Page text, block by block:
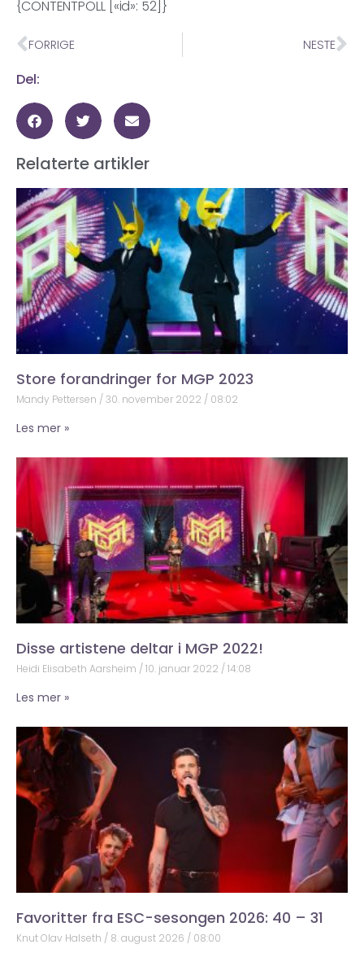
{CONTENTPOLL [«id»: 52]}
FORRIGE NESTE
Del:
Relaterte artikler
Store forandringer for MGP 2023
Mandy Pettersen 30. november 2022 08:02
Les mer »
Disse artistene deltar i MGP 2022!
Heidi Elisabeth Aarsheim 10. januar 2022 14:08
Les mer »
Favoritter fra ESC-sesongen 2026: 40 – 31
Knut Olav Halseth 8. august 2026 08:00